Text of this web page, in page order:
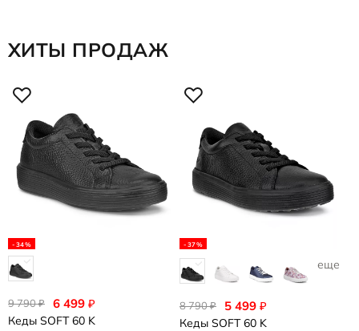
ХИТЫ ПРОДАЖ
-34%
6 499 ₽
9 790₽
Кеды SOFT 60 K
-37%
еще 1
5 499 ₽
8 790₽
Кеды SOFT 60 K